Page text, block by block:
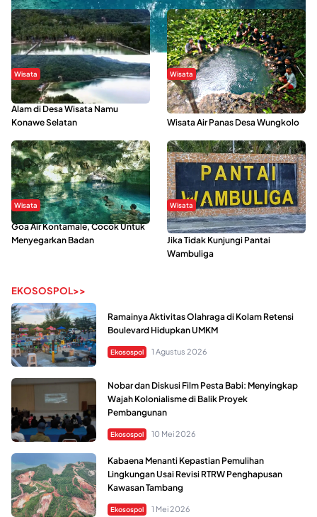
Wisata
Menikmati Suasana Keindahan
Alam di Desa Wisata Namu
Konawe Selatan
Wisata
Sering Menjadi Tempat Refreshing
Mahasiswa KKN, Yuk Kunjungi
Wisata Air Panas Desa Wungkolo
Wisata
Goa Air Kontamale, Cocok Untuk
Menyegarkan Badan
Wisata
Berkunjung Ke Wakatobi, Nyesal
Jika Tidak Kunjungi Pantai
Wambuliga
EKOSOSPOL>>
Ramainya Aktivitas Olahraga di Kolam Retensi
Boulevard Hidupkan UMKM
Ekosospol 1 Agustus 2026
Nobar dan Diskusi Film Pesta Babi: Menyingkap
Wajah Kolonialisme di Balik Proyek
Pembangunan
Ekosospol 10 Mei 2026
Kabaena Menanti Kepastian Pemulihan
Lingkungan Usai Revisi RTRW Penghapusan
Kawasan Tambang
Ekosospol 1 Mei 2026